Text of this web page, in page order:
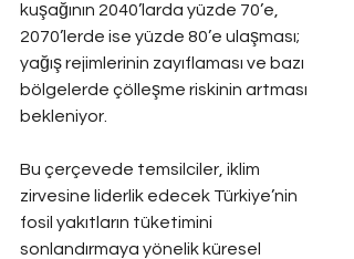
kuşağının 2040’larda yüzde 70’e,
2070’lerde ise yüzde 80’e ulaşması;
yağış rejimlerinin zayıflaması ve bazı
bölgelerde çölleşme riskinin artması
bekleniyor.
Bu çerçevede temsilciler, iklim
zirvesine liderlik edecek Türkiye’nin
fosil yakıtların tüketimini
sonlandırmaya yönelik küresel